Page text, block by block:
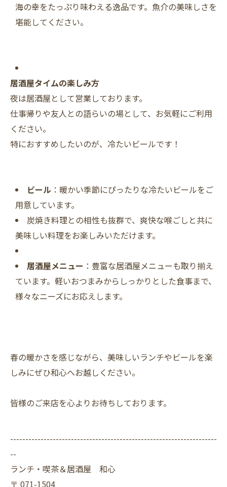
海の幸をたっぷり味わえる逸品です。魚介の美味しさを
堪能してください。
居酒屋タイムの楽しみ方
夜は居酒屋として営業しております。
仕事帰りや友人との語らいの場として、お気軽にご利用
ください。
特におすすめしたいのが、冷たいビールです！
ビール ：暖かい季節にぴったりな冷たいビールをご
用意しています。
炭焼き料理との相性も抜群で、爽快な喉ごしと共に
美味しい料理をお楽しみいただけます。
居酒屋メニュー ：豊富な居酒屋メニューも取り揃え
ています。軽いおつまみからしっかりとした食事まで、
様々なニーズにお応えします。
春の暖かさを感じながら、美味しいランチやビールを楽
しみにぜひ和心へお越しください。
皆様のご来店を心よりお待ちしております。
--------------------------------------------------------------------
--
ランチ・喫茶＆居酒屋 和心
〒 071-1504